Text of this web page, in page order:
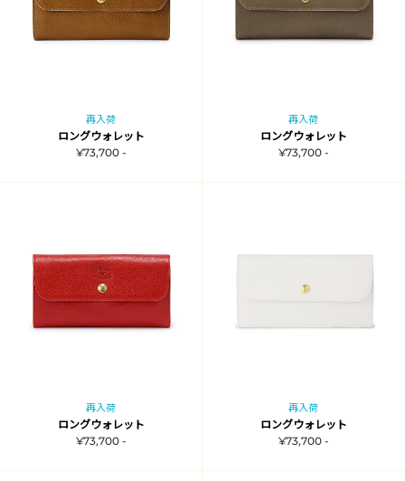
再入荷
ロングウォレット
¥73,700 -
再入荷
ロングウォレット
¥73,700 -
再入荷
ロングウォレット
¥73,700 -
再入荷
ロングウォレット
¥73,700 -